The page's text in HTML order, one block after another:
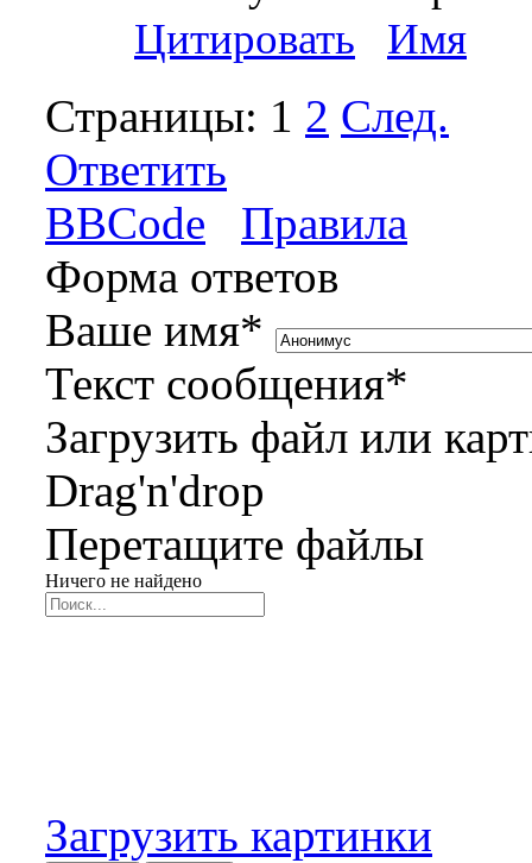
Цитировать
Имя
Страницы: 1 2 След.
Ответить
BBCode
Правила
Форма ответов
Ваше имя*
Текст сообщения*
Загрузить файл или
Drag'n'drop
Перетащите файлы
Ничего не найдено
Загрузить картинки